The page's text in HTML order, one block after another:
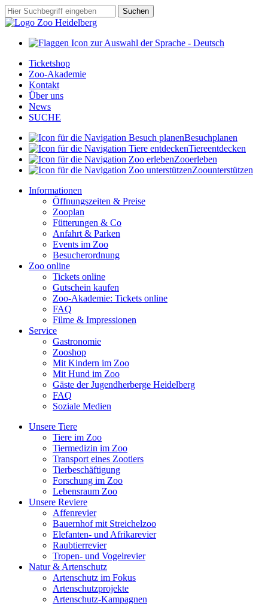
Zum
Hauptinhalt
springen
Suchbegriff Suchen
Ticketshop
Zoo-Akademie
Kontakt
Über uns
News
SUCHE
Besuchplanen
Tiereentdecken
Zooerleben
Zoounterstützen
Informationen
Öffnungszeiten & Preise
Zooplan
Fütterungen & Co
Anfahrt & Parken
Events im Zoo
Besucherordnung
Zoo online
Tickets online
Gutschein kaufen
Zoo-Akademie: Tickets online
FAQ
Filme & Impressionen
Service
Gastronomie
Zooshop
Mit Kindern im Zoo
Mit Hund im Zoo
Gäste der Jugendherberge Heidelberg
FAQ
Soziale Medien
Unsere Tiere
Tiere im Zoo
Tiermedizin im Zoo
Transport eines Zootiers
Tierbeschäftigung
Forschung im Zoo
Lebensraum Zoo
Unsere Reviere
Affenrevier
Bauernhof mit Streichelzoo
Elefanten- und Afrikarevier
Raubtierrevier
Tropen- und Vogelrevier
Natur & Artenschutz
Artenschutz im Fokus
Artenschutzprojekte
Artenschutz-Kampagnen